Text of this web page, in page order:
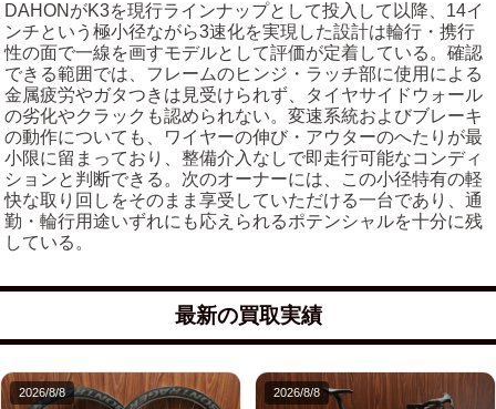
DAHONがK3を現行ラインナップとして投入して以降、14イ
ンチという極小径ながら3速化を実現した設計は輪行・携行
性の面で一線を画すモデルとして評価が定着している。確認
できる範囲では、フレームのヒンジ・ラッチ部に使用による
金属疲労やガタつきは見受けられず、タイヤサイドウォール
の劣化やクラックも認められない。変速系統およびブレーキ
の動作についても、ワイヤーの伸び・アウターのへたりが最
小限に留まっており、整備介入なしで即走行可能なコンディ
ションと判断できる。次のオーナーには、この小径特有の軽
快な取り回しをそのまま享受していただける一台であり、通
勤・輪行用途いずれにも応えられるポテンシャルを十分に残
している。
最新の買取実績
2026/8/8 2026/8/8